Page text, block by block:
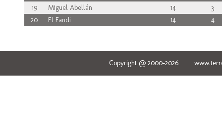
19
Miguel Abellán 14
3
20
El Fandi 14 4
Copyright @ 2000-2026